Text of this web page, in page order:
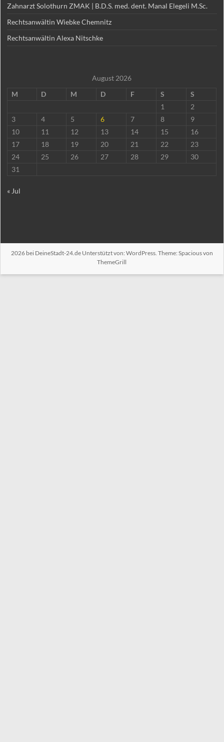
Zahnarzt Solothurn ZMAK | B.D.S. med. dent. Manal Elegeli M.Sc.
Rechtsanwältin Wiebke Chemnitz
Rechtsanwältin Alexa Nitschke
August 2026
M
D M D F S
S
1
2
3
4 5 6 7 8
9
10
11 12 13 14 15
16
17
18 19 20 21 22
23
24
25 26 27 28 29
30
31
« Jul
2026 bei DeineStadt-24.deUnterstützt von: WordPress. Theme: Spacious von
ThemeGrill